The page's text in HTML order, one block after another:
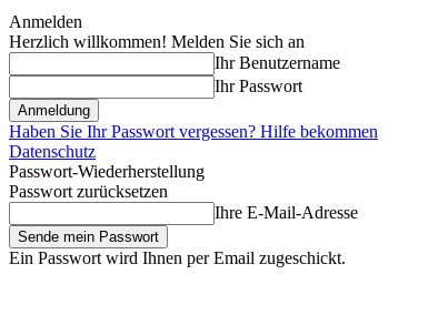
Anmelden
Herzlich willkommen! Melden Sie sich an
Ihr Benutzername
Ihr Passwort
Haben Sie Ihr Passwort vergessen? Hilfe bekommen
Datenschutz
Passwort-Wiederherstellung
Passwort zurücksetzen
Ihre E-Mail-Adresse
Ein Passwort wird Ihnen per Email zugeschickt.